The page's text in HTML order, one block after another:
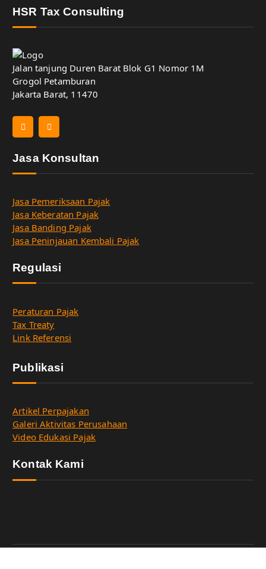
HSR Tax Consulting
Jalan tanjung Duren Barat Blok G1 Nomor 1M
Grogol Petamburan
Jakarta Barat, 11470
Jasa Konsultan
Jasa Pemeriksaan Pajak
Jasa Keberatan Pajak
Jasa Banding Pajak
Jasa Peninjauan Kembali Pajak
Regulasi
Peraturan Pajak
Tax Treaty
Link Referensi
Publikasi
Artikel Perpajakan
Galeri Aktivitas Perusahaan
Video Edukasi Pajak
Kontak Kami